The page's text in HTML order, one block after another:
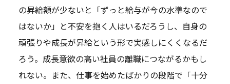
の昇給額が少ないと「ずっと給与が今の水準なので
はないか」と不安を抱く人はいるだろうし、自身の
頑張りや成長が昇給という形で実感しにくくなるだ
ろう。成長意欲の高い社員の離職につながるかもし
れない。また、仕事を始めたばかりの段階で「十分